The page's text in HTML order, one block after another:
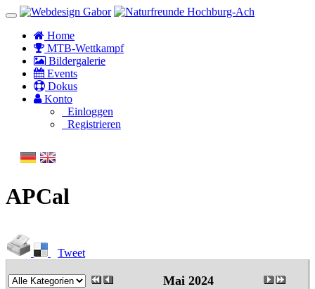
Home
MTB-Wettkampf
Bildergalerie
Events
Dokus
Konto
Einloggen
Registrieren
APCal
Tweet
Mai 2024